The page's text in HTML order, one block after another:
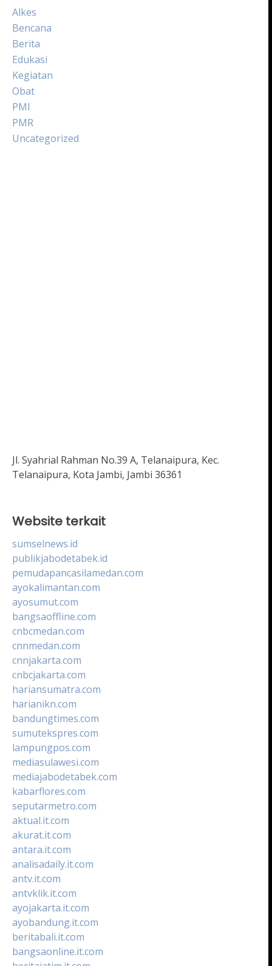
Alkes
Bencana
Berita
Edukasi
Kegiatan
Obat
PMI
PMR
Uncategorized
Jl. Syahrial Rahman No.39 A, Telanaipura, Kec.
Telanaipura, Kota Jambi, Jambi 36361
Website terkait
sumselnews.id
publikjabodetabek.id
pemudapancasilamedan.com
ayokalimantan.com
ayosumut.com
bangsaoffline.com
cnbcmedan.com
cnnmedan.com
cnnjakarta.com
cnbcjakarta.com
hariansumatra.com
harianikn.com
bandungtimes.com
sumutekspres.com
lampungpos.com
mediasulawesi.com
mediajabodetabek.com
kabarflores.com
seputarmetro.com
aktual.it.com
akurat.it.com
antara.it.com
analisadaily.it.com
antv.it.com
antvklik.it.com
ayojakarta.it.com
ayobandung.it.com
beritabali.it.com
bangsaonline.it.com